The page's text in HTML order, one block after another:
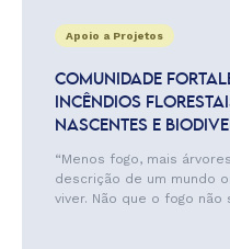
Apoio a Projetos
COMUNIDADE
INCÊNDIOS
NASCENTES E
“Menos fogo, mais
descrição de um mundo
viver. Não que o fogo não